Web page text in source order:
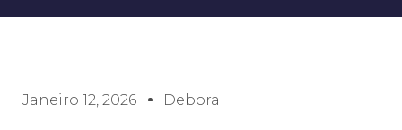
Janeiro 12, 2026 Debora